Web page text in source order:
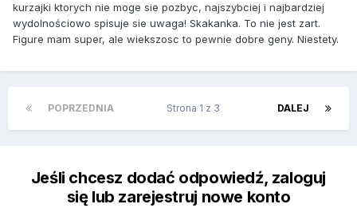
kurzajki ktorych nie moge sie pozbyc, najszybciej i najbardziej
wydolnościowo spisuje sie uwaga! Skakanka. To nie jest zart.
Figure mam super, ale wiekszosc to pewnie dobre geny. Niestety.
POPRZEDNIA DALEJ
Strona 1 z 3
Jeśli chcesz dodać odpowiedź, zaloguj
się lub zarejestruj nowe konto